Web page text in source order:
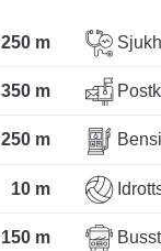
250 m
350 m
250 m
10 m
150 m